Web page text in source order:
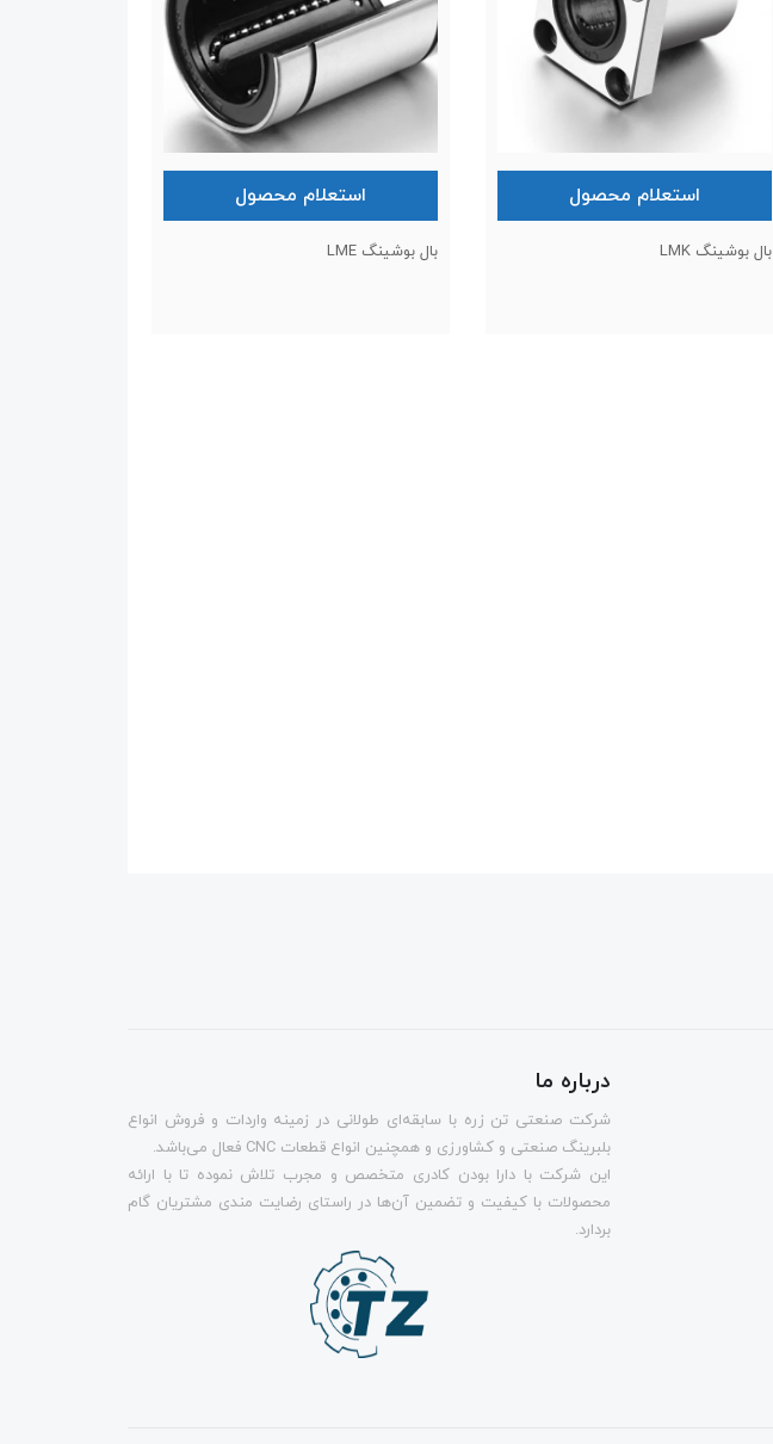
استعلام محصول
بال بوشینگ LMK
استعلام محصول
بال بوشینگ LME
درباره ما
شرکت صنعتی تن زره با سابقه‌ای طولانی در زمینه واردات و فروش انواع
بلبرینگ صنعتی و کشاورزی و همچنین انواع قطعات CNC فعال می‌باشد.
این شرکت با دارا بودن کادری متخصص و مجرب تلاش نموده تا با ارائه
محصولات با کیفیت و تضمین آن‌ها در راستای رضایت مندی مشتریان گام
بردارد.